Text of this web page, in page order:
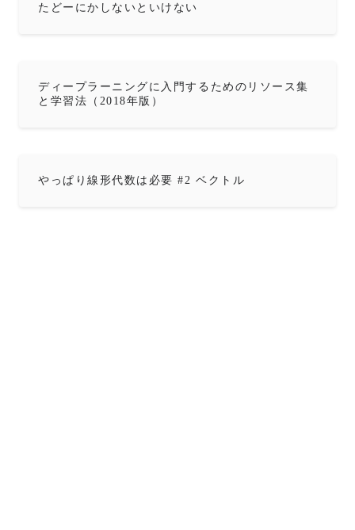
たどーにかしないといけない
ディープラーニングに入門するためのリソース集
と学習法（2018年版）
やっぱり線形代数は必要 #2 ベクトル